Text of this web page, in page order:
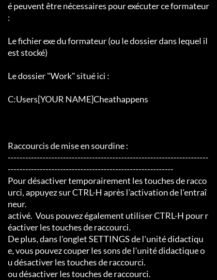
é peuvent être nécessaires pour exécuter ce formateur
:
Le fichier exe du formateur (ou le dossier dans lequel il
est stocké)
Le dossier "Work" situé ici :
C:Users[YOUR NAME]Cheathappens
Raccourcis de mise en sourdine :
---------------------------------------------------------------------
---------------------------------------------------------
Pour désactiver temporairement les touches de racco
urci, appuyez sur CTRL-H après l'activation de l'entraî
neur.
activé.  Vous pouvez également utiliser CTRL-H pour r
éactiver les touches de raccourci.
De plus, dans l'onglet SETTINGS de l'unité didactiqu
e, vous pouvez couper les sons de l'unité didactique o
u désactiver les touches de raccourci.
ou désactiver les touches de raccourci.